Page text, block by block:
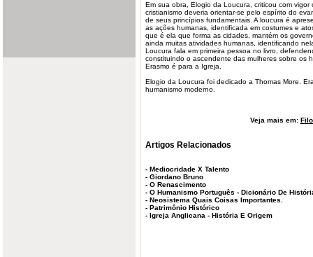
Em sua obra, Elogio da Loucura , criticou com
cristianismo deveria orientar-se pelo espírito do
de seus princípios fundamentais. A loucura é
as ações humanas, identificada em costumes e
que é ela que forma as cidades, mantém os
ainda muitas atividades humanas, identificando
Loucura fala em primeira pessoa no livro,
constituindo o ascendente das mulheres sobre os
Erasmo é para a Igreja.
Elogio da Loucura foi dedicado a Thomas More.
humanismo moderno.
Veja mais em:
Artigos Relacionados
- Mediocridade X Talento
- Giordano Bruno
- O Renascimento
- O Humanismo Português - Dicionário De
- Neosistema Quais Coisas Importantes.
- Patrimônio Histórico
- Igreja Anglicana - História E Origem